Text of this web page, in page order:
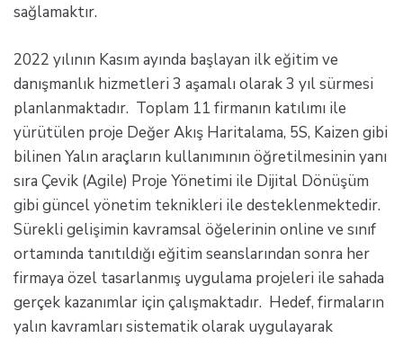
sağlamaktır.
2022 yılının Kasım ayında başlayan ilk eğitim ve
danışmanlık hizmetleri 3 aşamalı olarak 3 yıl sürmesi
planlanmaktadır. Toplam 11 firmanın katılımı ile
yürütülen proje Değer Akış Haritalama, 5S, Kaizen gibi
bilinen Yalın araçların kullanımının öğretilmesinin yanı
sıra Çevik (Agile) Proje Yönetimi ile Dijital Dönüşüm
gibi güncel yönetim teknikleri ile desteklenmektedir.
Sürekli gelişimin kavramsal öğelerinin online ve sınıf
ortamında tanıtıldığı eğitim seanslarından sonra her
firmaya özel tasarlanmış uygulama projeleri ile sahada
gerçek kazanımlar için çalışmaktadır. Hedef, firmaların
yalın kavramları sistematik olarak uygulayarak